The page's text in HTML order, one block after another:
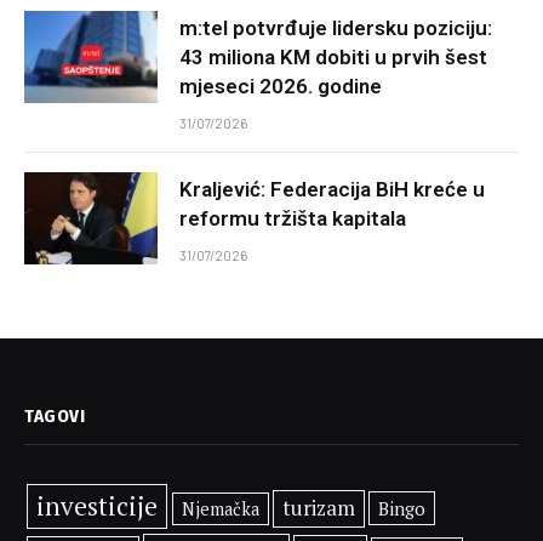
m:tel potvrđuje lidersku poziciju:
43 miliona KM dobiti u prvih šest
mjeseci 2026. godine
31/07/2026
Kraljević: Federacija BiH kreće u
reformu tržišta kapitala
31/07/2026
TAGOVI
investicije Njemačka turizam
Bingo